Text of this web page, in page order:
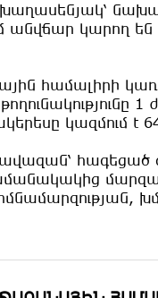
կարող են
համալիրի
1
կազմում է